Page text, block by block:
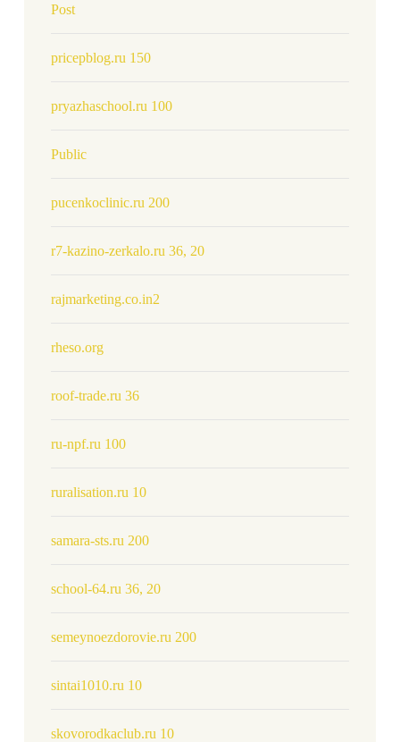
Post
pricepblog.ru 150
pryazhaschool.ru 100
Public
pucenkoclinic.ru 200
r7-kazino-zerkalo.ru 36, 20
rajmarketing.co.in2
rheso.org
roof-trade.ru 36
ru-npf.ru 100
ruralisation.ru 10
samara-sts.ru 200
school-64.ru 36, 20
semeynoezdorovie.ru 200
sintai1010.ru 10
skovorodkaclub.ru 10